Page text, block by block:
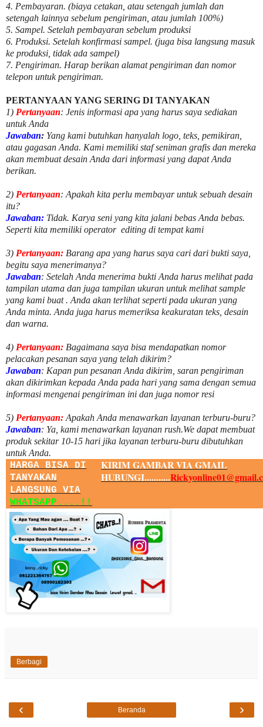
4. Pembayaran. (biaya cetakan, atau setengah jumlah dan
setengah lainnya sebelum pengiriman, atau jumlah 100%)
5. Sampel. Setelah pembayaran sebelum produksi
6. Produksi. Setelah konfirmasi sampel. (juga bisa langsung masuk
ke produksi, tidak ada sampel)
7. Pengiriman. Harap berikan alamat pengiriman dan nomor
telepon untuk pengiriman.
PERTANYAAN YANG SERING DI TANYAKAN
1) Pertanyaan: Jenis informasi apa yang harus saya sediakan
untuk Anda
Jawaban: Yang kami butuhkan hanyalah logo, teks, pemikiran,
atau gagasan Anda. Kami memiliki staf seniman grafis dan mereka
akan membuat desain Anda dari informasi yang dapat Anda
berikan.
2) Pertanyaan: Apakah kita perlu membayar untuksebuah desain
itu?
Jawaban: Tidak. Karya seni yang kita jalani bebas Anda bebas.
Seperti kita memiliki operator editing di tempat kami
3) Pertanyaan: Barang apa yang harus saya cari dari bukti saya,
begitu saya menerimanya?
Jawaban: Setelah Anda menerima bukti Anda harus melihat pada
tampilan utama dan juga tampilan ukuran untuk melihatsample
yang kami buat . Anda akan terlihat seperti pada ukuran yang
Anda minta. Anda juga harus memeriksa keakuratan teks, desain
dan warna.
4) Pertanyaan: Bagaimana saya bisa mendapatkan nomor
pelacakan pesanan saya yang telah dikirim?
Jawaban: Kapan pun pesanan Anda dikirim, saran pengiriman
akan dikirimkan kepada Anda pada hari yang sama dengan semua
informasi mengenai pengiriman ini dan juga nomorresi
5) Pertanyaan: Apakah Anda menawarkan layanan terburu-buru?
Jawaban: Ya, kami menawarkan layanan rush.We dapat membuat
produk sekitar 10-15 hari jika layanan terburu-buru dibutuhkan
untuk Anda.
HARGA BISA DI
TANYAKAN
LANGSUNG VIA
WHATSAPP....!!
KIRIM GAMBAR VIA GMAIL
HUBUNGI...........
Berbagi
‹ ›
Beranda